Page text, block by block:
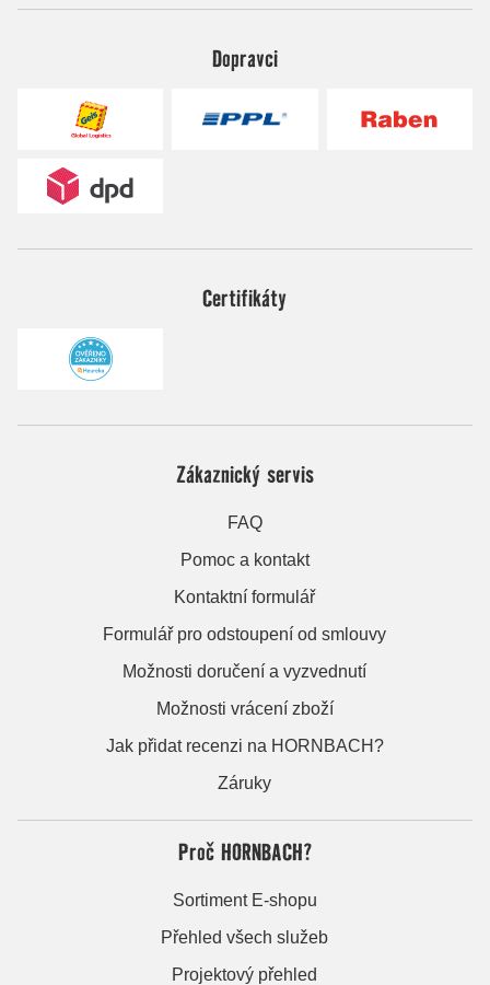
Dopravci
Certifikáty
Zákaznický servis
FAQ
Pomoc a kontakt
Kontaktní formulář
Formulář pro odstoupení od smlouvy
Možnosti doručení a vyzvednutí
Možnosti vrácení zboží
Jak přidat recenzi na HORNBACH?
Záruky
Proč HORNBACH?
Sortiment E-shopu
Přehled všech služeb
Projektový přehled